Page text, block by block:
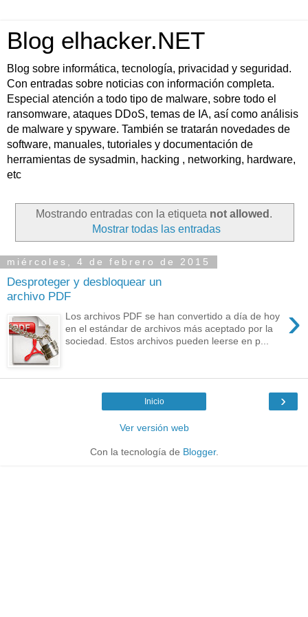
Blog elhacker.NET
Blog sobre informática, tecnología, privacidad y seguridad.
Con entradas sobre noticias con información completa.
Especial atención a todo tipo de malware, sobre todo el
ransomware, ataques DDoS, temas de IA, así como análisis
de malware y spyware. También se tratarán novedades de
software, manuales, tutoriales y documentación de
herramientas de sysadmin, hacking , networking, hardware,
etc
Mostrando entradas con la etiqueta not allowed .
Mostrar todas las entradas
miércoles, 4 de febrero de 2015
Desproteger y desbloquear un
archivo PDF
›
Los archivos PDF se han convertido a día de hoy
en el estándar de archivos más aceptado por la
sociedad. Estos archivos pueden leerse en p...
›
Inicio
Ver versión web
Con la tecnología de Blogger.